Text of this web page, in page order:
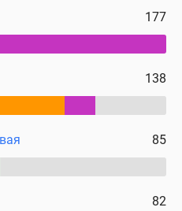
177
138
85
82